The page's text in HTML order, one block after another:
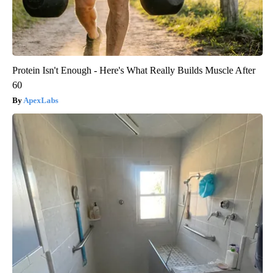
Protein Isn't Enough - Here's What Really Builds Muscle After
60
ApexLabs